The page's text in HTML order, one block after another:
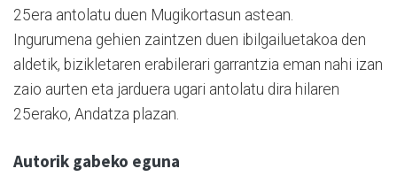
25era antolatu duen Mugikortasun astean.
Ingurumena gehien zaintzen duen ibilgailuetakoa den
aldetik, bizikletaren erabilerari garrantzia eman nahi izan
zaio aurten eta jarduera ugari antolatu dira hilaren
25erako, Andatza plazan.
Autorik gabeko eguna